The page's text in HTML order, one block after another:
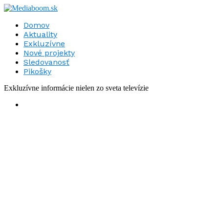
Domov
Aktuality
Exkluzívne
Nové projekty
Sledovanosť
Pikošky
Exkluzívne informácie nielen zo sveta televízie